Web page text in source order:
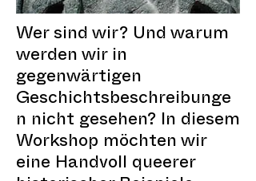
Wer sind wir? Und warum
werden wir in
gegenwärtigen
Geschichtsbeschreibunge
n nicht gesehen? In diesem
Workshop möchten wir
eine Handvoll queerer